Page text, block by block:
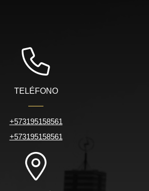
TELÉFONO
+573195158561
+573195158561